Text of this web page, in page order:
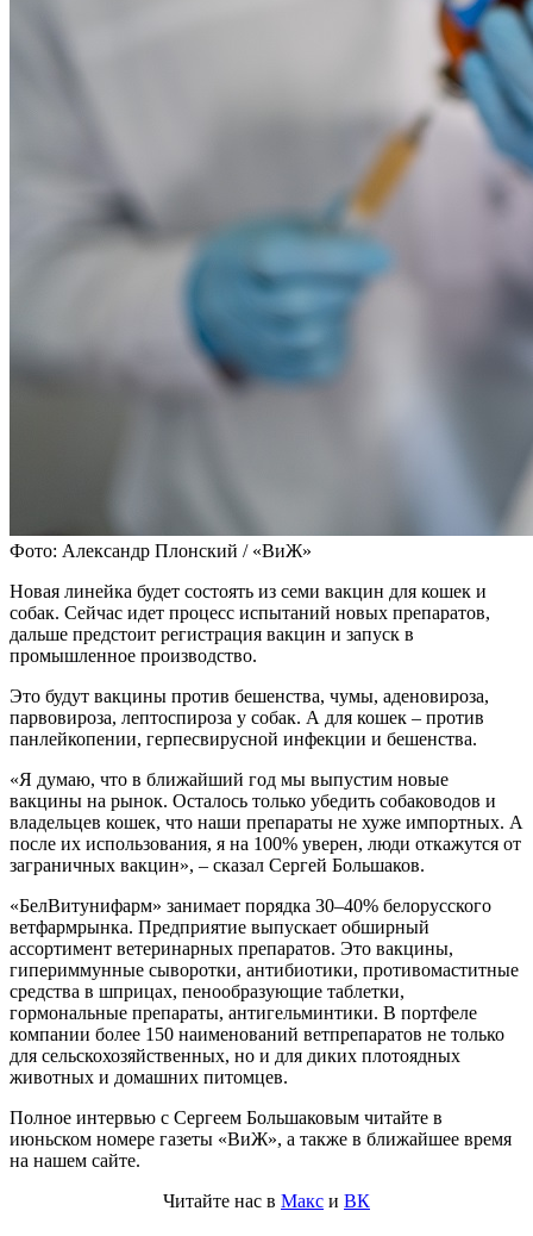
Фото: Александр Плонский / «ВиЖ»
Новая линейка будет состоять из семи вакцин для кошек и
собак. Сейчас идет процесс испытаний новых препаратов,
дальше предстоит регистрация вакцин и запуск в
промышленное производство.
Это будут вакцины против бешенства, чумы, аденовироза,
парвовироза, лептоспироза у собак. А для кошек – против
панлейкопении, герпесвирусной инфекции и бешенства.
«Я думаю, что в ближайший год мы выпустим новые
вакцины на рынок. Осталось только убедить собаководов и
владельцев кошек, что наши препараты не хуже импортных. А
после их использования, я на 100% уверен, люди откажутся от
заграничных вакцин», – сказал Сергей Большаков.
«БелВитунифарм» занимает порядка 30–40% белорусского
ветфармрынка. Предприятие выпускает обширный
ассортимент ветеринарных препаратов. Это вакцины,
гипериммунные сыворотки, антибиотики, противомаститные
средства в шприцах, пенообразующие таблетки,
гормональные препараты, антигельминтики. В портфеле
компании более 150 наименований ветпрепаратов не только
для сельскохозяйственных, но и для диких плотоядных
животных и домашних питомцев.
Полное интервью с Сергеем Большаковым читайте в
июньском номере газеты «ВиЖ», а также в ближайшее время
на нашем сайте.
Читайте нас в Макс и ВК